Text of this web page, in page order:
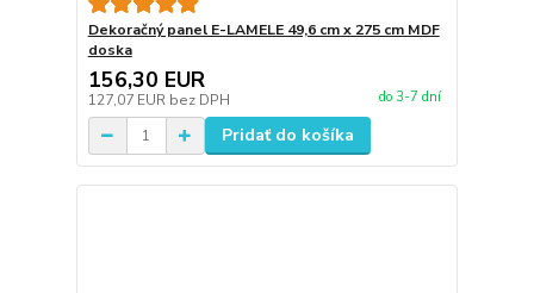
Dekoračný panel E-LAMELE 49,6 cm x 275 cm MDF
doska
156,30 EUR
127,07 EUR bez DPH do 3-7 dní
Pridať do košíka